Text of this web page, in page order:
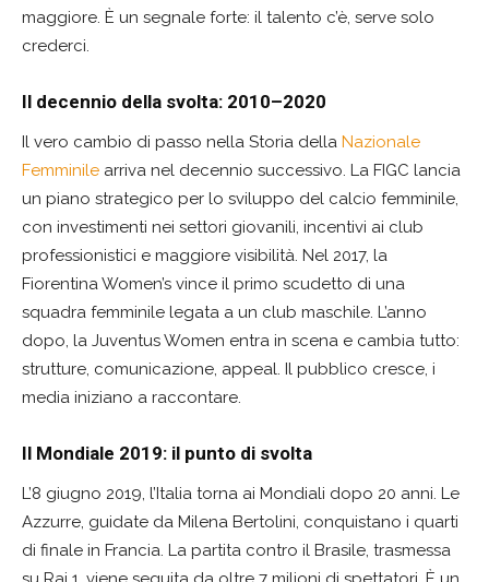
maggiore. È un segnale forte: il talento c’è, serve solo
crederci.
Il decennio della svolta: 2010–2020
Il vero cambio di passo nella Storia della Nazionale
Femminile arriva nel decennio successivo. La FIGC lancia
un piano strategico per lo sviluppo del calcio femminile,
con investimenti nei settori giovanili, incentivi ai club
professionistici e maggiore visibilità. Nel 2017, la
Fiorentina Women’s vince il primo scudetto di una
squadra femminile legata a un club maschile. L’anno
dopo, la Juventus Women entra in scena e cambia tutto:
strutture, comunicazione, appeal. Il pubblico cresce, i
media iniziano a raccontare.
Il Mondiale 2019: il punto di svolta
L’8 giugno 2019, l’Italia torna ai Mondiali dopo 20 anni. Le
Azzurre, guidate da Milena Bertolini, conquistano i quarti
di finale in Francia. La partita contro il Brasile, trasmessa